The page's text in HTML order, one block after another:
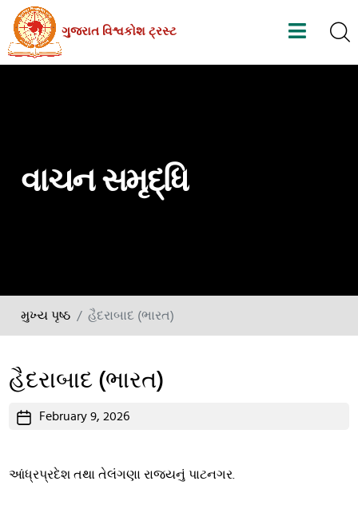
Skip
the
ગુજરાત વિશ્વકોશ ટ્રસ્ટ
વાચન સમૃદ્ધિ
મુખ્ય પૃષ્ઠ હૈદરાબાદ (ભારત)
હૈદરાબાદ (ભારત)
PostFebruary 9, 2026
આંધ્રપ્રદેશ તથા તેલંગણા રાજ્યનું પાટનગર.